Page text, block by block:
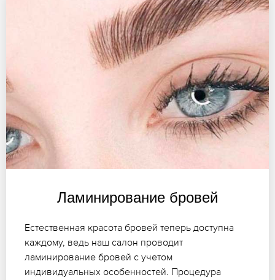
Ламинирование бровей
Естественная красота бровей теперь доступна
каждому, ведь наш салон проводит
ламинирование бровей с учетом
индивидуальных особенностей. Процедура